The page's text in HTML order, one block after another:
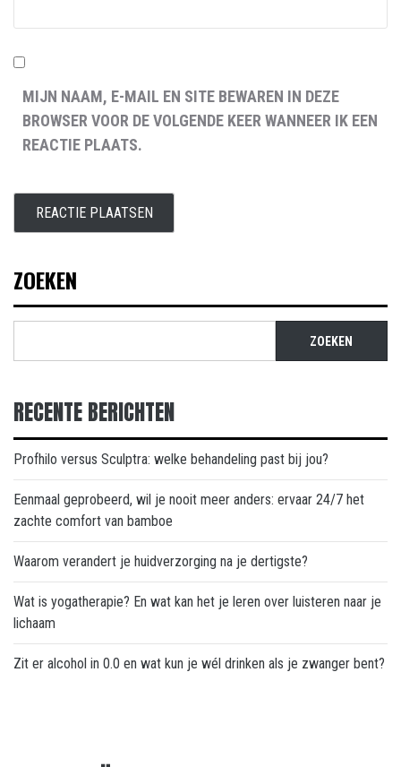
MIJN NAAM, E-MAIL EN SITE BEWAREN IN DEZE
BROWSER VOOR DE VOLGENDE KEER WANNEER IK EEN
REACTIE PLAATS.
ZOEKEN
ZOEKEN
RECENTE BERICHTEN
Profhilo versus Sculptra: welke behandeling past bij jou?
Eenmaal geprobeerd, wil je nooit meer anders: ervaar 24/7 het
zachte comfort van bamboe
Waarom verandert je huidverzorging na je dertigste?
Wat is yogatherapie? En wat kan het je leren over luisteren naar je
lichaam
Zit er alcohol in 0.0 en wat kun je wél drinken als je zwanger bent?